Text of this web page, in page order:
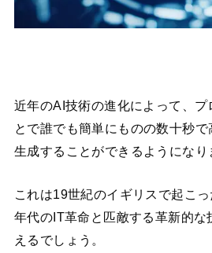
近年のAI技術の進化によって、プ
とで誰でも簡単にものの数十秒
生成することができるようになり
これは19世紀のイギリスで起こ
年代のIT革命と匹敵する革新的な
えるでしょう。